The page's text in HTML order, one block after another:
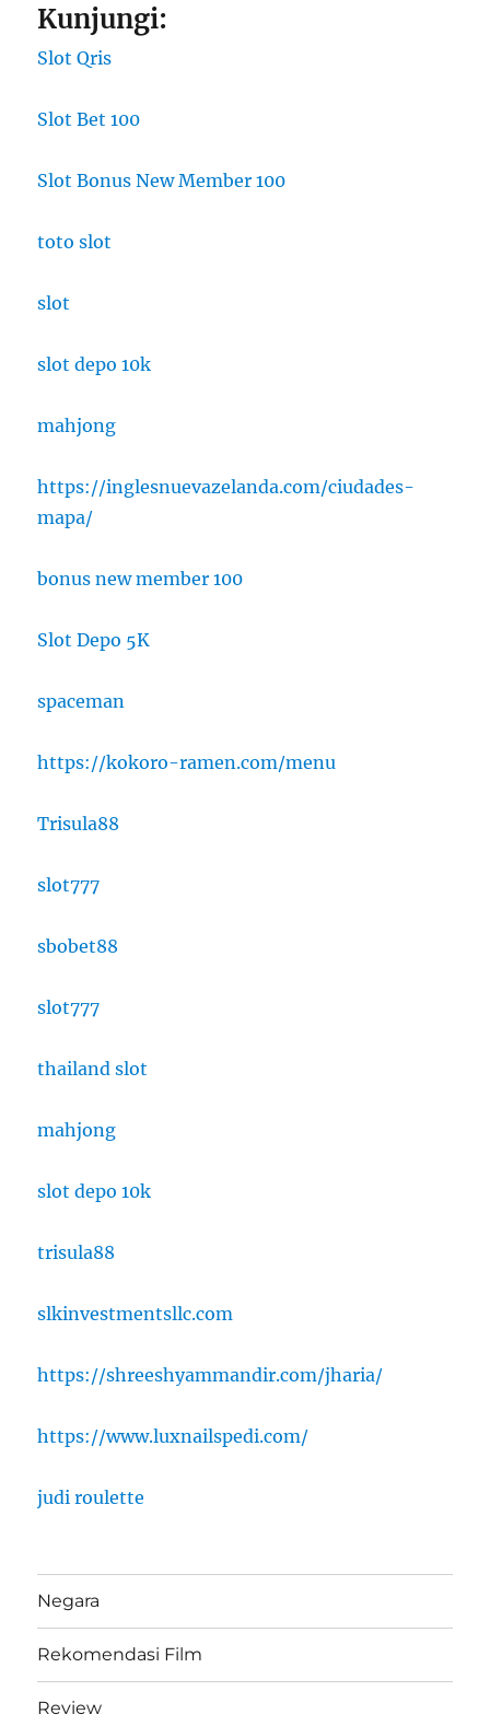
Kunjungi:
Slot Qris
Slot Bet 100
Slot Bonus New Member 100
toto slot
slot
slot depo 10k
mahjong
https://inglesnuevazelanda.com/ciudades-
mapa/
bonus new member 100
Slot Depo 5K
spaceman
https://kokoro-ramen.com/menu
Trisula88
slot777
sbobet88
slot777
thailand slot
mahjong
slot depo 10k
trisula88
slkinvestmentsllc.com
https://shreeshyammandir.com/jharia/
https://www.luxnailspedi.com/
judi roulette
Negara
Rekomendasi Film
Review